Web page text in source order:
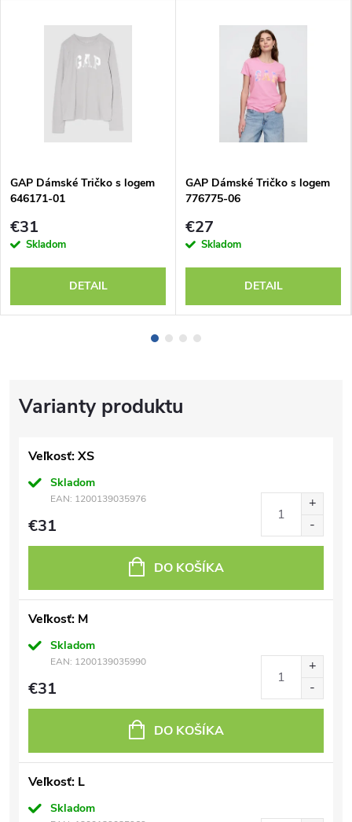
Veľkosť: XS
Skladom
EAN: 1200139035976
€31
DO KOŠÍKA
Veľkosť: M
Skladom
EAN: 1200139035990
€31
DO KOŠÍKA
Veľkosť: L
Skladom
GAP Dámské Tričko s logem
646171-01
€31
Skladom
DETAIL
GAP Dámské Tričko s logem
776775-06
€27
Skladom
DETAIL